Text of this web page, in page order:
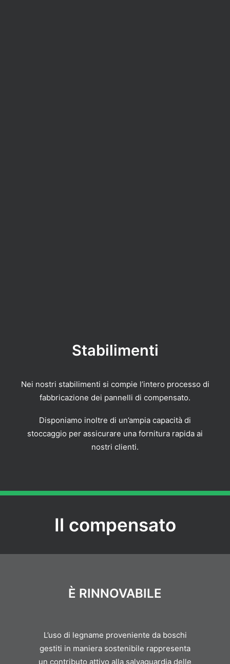
Stabilimenti
Nei nostri stabilimenti si compie l’intero processo di
fabbricazione dei pannelli di compensato.
Disponiamo inoltre di un’ampia capacità di
stoccaggio per assicurare una fornitura rapida ai
nostri clienti.
Il compensato
È RINNOVABILE
L’uso di legname proveniente da boschi
gestiti in maniera sostenibile rappresenta
un contributo attivo alla salvaguardia delle